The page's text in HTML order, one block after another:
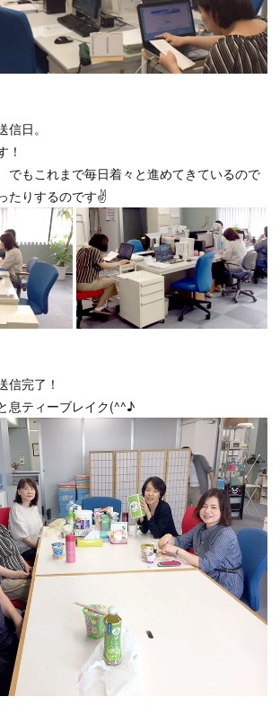
日。
！
でもこれまで毎日着々と進めてきているので
たりするのです✌
信完了！
息ティーブレイク(^^♪